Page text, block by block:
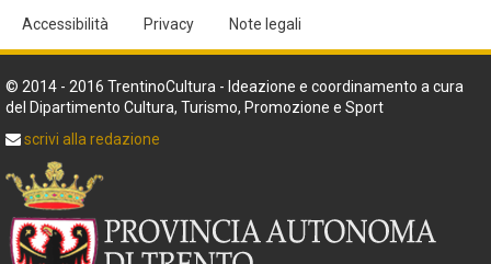
Accessibilità Privacy Note legali
© 2014 - 2016 TrentinoCultura - Ideazione e coordinamento a cura
del Dipartimento Cultura, Turismo, Promozione e Sport
scrivi alla redazione